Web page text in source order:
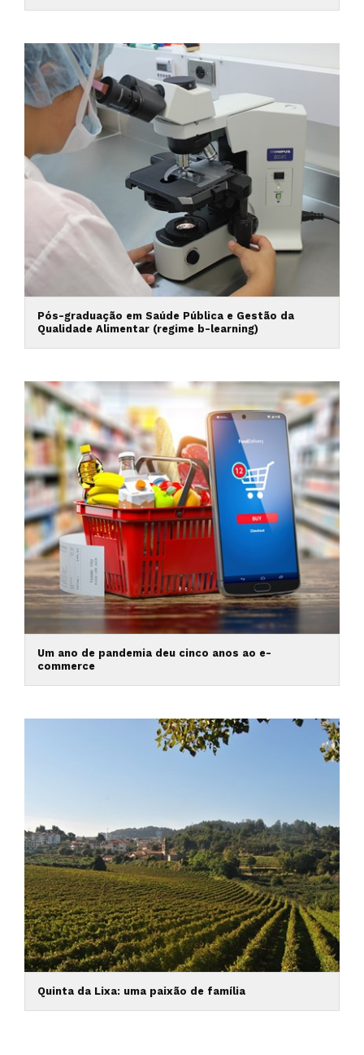
Pós-graduação em Saúde Pública e Gestão da
Qualidade Alimentar (regime b-learning)
Um ano de pandemia deu cinco anos ao e-
commerce
Quinta da Lixa: uma paixão de família